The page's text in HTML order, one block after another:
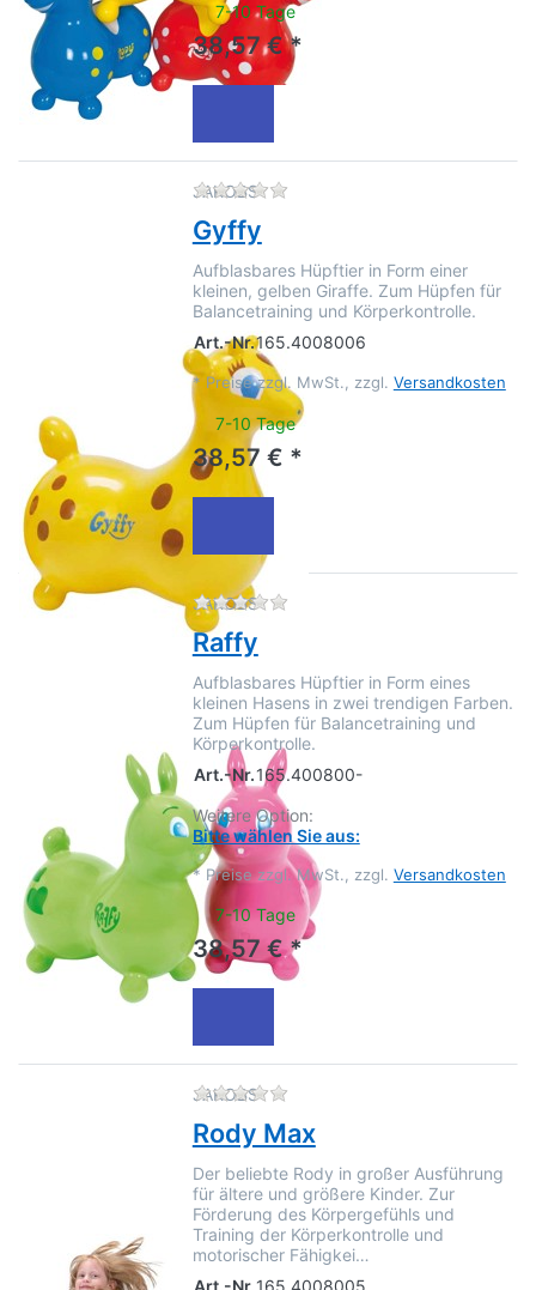
7-10 Tage
38,57 € *
JAKOBS Zu diesem Produkt liegen
Gyffy
Aufblasbares Hüpftier in Form einer
kleinen, gelben Giraffe. Zum Hüpfen für
Balancetraining und Körperkontrolle.
Art.-Nr.165.4008006
* Preise zzgl. MwSt., zzgl. Versandkosten
7-10 Tage
38,57 € *
JAKOBS Zu diesem Produkt liegen
Raffy
Aufblasbares Hüpftier in Form eines
kleinen Hasens in zwei trendigen Farben.
Zum Hüpfen für Balancetraining und
Körperkontrolle.
Art.-Nr.165.400800-
Weitere Option:
Bitte wählen Sie aus:
* Preise zzgl. MwSt., zzgl. Versandkosten
7-10 Tage
38,57 € *
JAKOBS Zu diesem Produkt liegen
Rody Max
Der beliebte Rody in großer Ausführung
für ältere und größere Kinder. Zur
Förderung des Körpergefühls und
Training der Körperkontrolle und
motorischer Fähigkei…
Art.-Nr. 165.4008005